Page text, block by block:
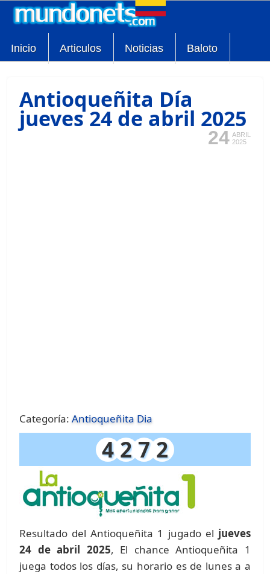
Inicio Articulos Noticias Baloto
Antioqueñita Día
jueves 24 de abril 2025
24 ABRIL
2025
Categoría:Antioqueñita Dia
4 2 7 2
Resultado del Antioqueñita 1 jugado el jueves
24 de abril 2025, El chance Antioqueñita 1
juega todos los días, su horario es de lunes a a